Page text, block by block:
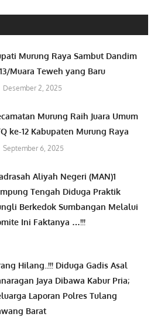
Murung Raya Sambut Dandim
Muara Teweh yang Baru
Desember 2, 2025
Murung Raih Juara Umum
ke-12 Kabupaten Murung Raya
September 6, 2025
Aliyah Negeri (MAN)1
Tengah Diduga Praktik
Berkedok Sumbangan Melalui
Ini Faktanya …!!!
Hilang..!!! Diduga Gadis Asal
Jaya Dibawa Kabur Pria;
Laporan Polres Tulang
Barat